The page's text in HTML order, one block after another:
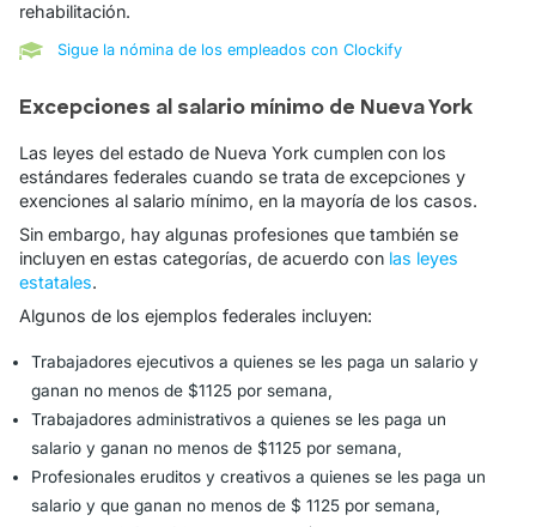
rehabilitación.
Sigue la nómina de los empleados con Clockify
Excepciones al salario mínimo de Nueva York
Las leyes del estado de Nueva York cumplen con los
estándares federales cuando se trata de excepciones y
exenciones al salario mínimo, en la mayoría de los casos.
Sin embargo, hay algunas profesiones que también se
incluyen en estas categorías, de acuerdo con las leyes
estatales.
Algunos de los ejemplos federales incluyen:
Trabajadores ejecutivos a quienes se les paga un salario y
ganan no menos de $1125 por semana,
Trabajadores administrativos a quienes se les paga un
salario y ganan no menos de $1125 por semana,
Profesionales eruditos y creativos a quienes se les paga un
salario y que ganan no menos de $ 1125 por semana,